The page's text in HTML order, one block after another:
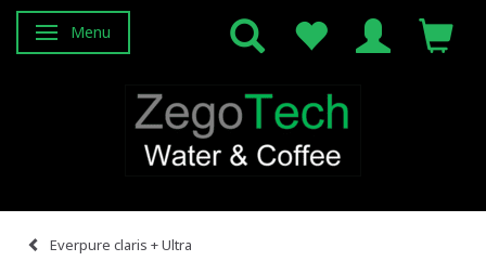
Attiva/disattiva navigazione
Menu
Everpure claris + Ultra